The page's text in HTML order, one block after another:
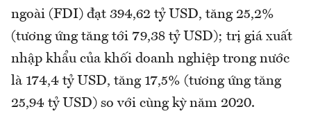
ngoài (FDI) đạt 394,62 tỷ USD, tăng 25,2%
(tương ứng tăng tới 79,38 tỷ USD); trị giá xuất
nhập khẩu của khối doanh nghiệp trong nước
là 174,4 tỷ USD, tăng 17,5% (tương ứng tăng
25,94 tỷ USD) so với cùng kỳ năm 2020.